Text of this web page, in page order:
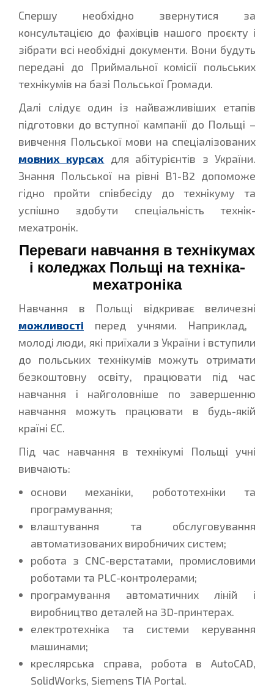
Спершу необхідно звернутися за
консультацією до фахівців нашого проєкту і
зібрати всі необхідні документи. Вони будуть
передані до Приймальної комісії польських
технікумів на базі Польської Громади.
Далі слідує один із найважливіших етапів
підготовки до вступної кампанії до Польщі –
вивчення Польської мови на спеціалізованих
мовних курсах для абітурієнтів з України.
Знання Польської на рівні В1-В2 допоможе
гідно пройти співбесіду до технікуму та
успішно здобути спеціальність технік-
мехатронік.
Переваги навчання в технікумах
і коледжах Польщі на техніка-
мехатроніка
Навчання в Польщі відкриває величезні
можливості перед учнями. Наприклад,
молоді люди, які приїхали з України і вступили
до польських технікумів можуть отримати
безкоштовну освіту, працювати під час
навчання і найголовніше по завершенню
навчання можуть працювати в будь-якій
країні ЄС.
Під час навчання в технікумі Польщі учні
вивчають:
основи механіки, робототехніки та
програмування;
влаштування та обслуговування
автоматизованих виробничих систем;
робота з CNC-верстатами, промисловими
роботами та PLC-контролерами;
програмування автоматичних ліній і
виробництво деталей на 3D-принтерах.
електротехніка та системи керування
машинами;
креслярська справа, робота в AutoCAD,
SolidWorks, Siemens TIA Portal.